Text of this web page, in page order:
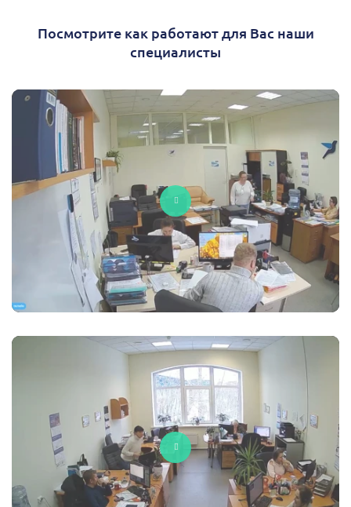
Посмотрите как работают для Вас наши
специалисты